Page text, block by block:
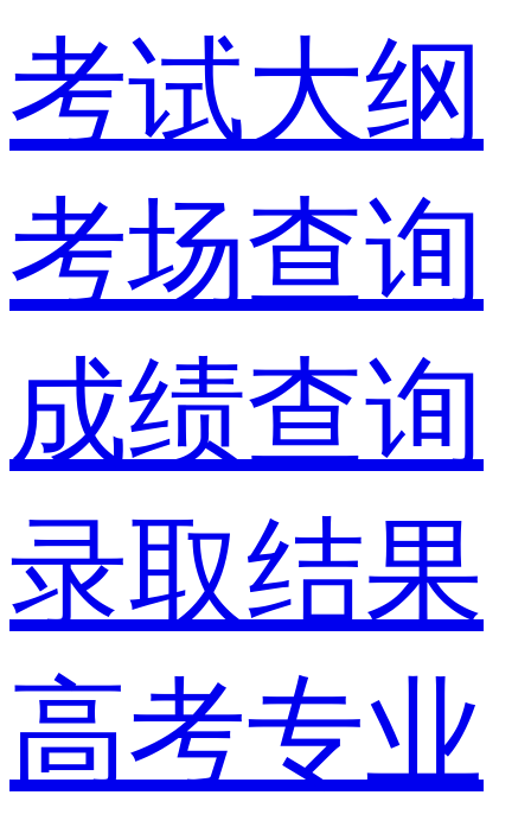
考试大纲
考场查询
成绩查询
录取结果
高考专业